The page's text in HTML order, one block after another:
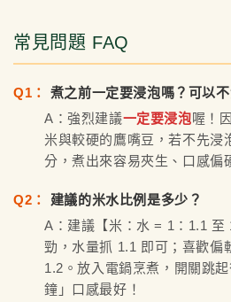
常見問題 FAQ
Q1：
煮之前一定要浸泡嗎？可以
A：強烈建議一定要浸泡喔！
米與較硬的鷹嘴豆，若不先浸
分，煮出來容易夾生、口感偏
Q2：
建議的米水比例是多少？
A：建議【米：水 = 1：1.1 至
勁，水量抓 1.1 即可；喜歡偏
1.2。放入電鍋烹煮，開關跳
鐘」口感最好！